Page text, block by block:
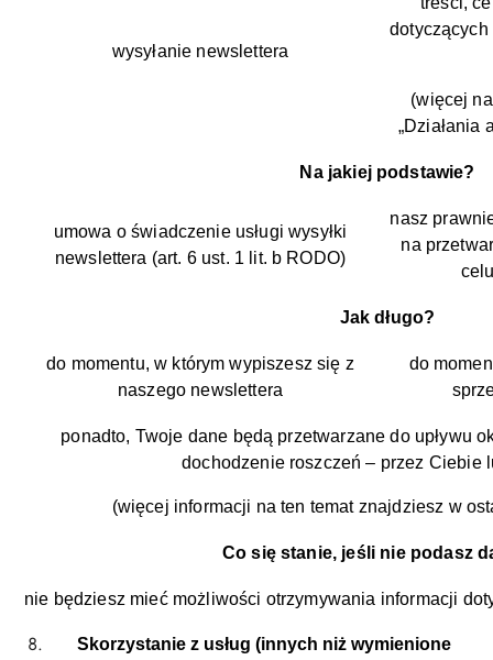
wysyłanie newslettera
dotyczących
(więcej
„Działania
Na jakiej podstawie?
umowa o świadczenie usługi wysyłki
newslettera (art. 6 ust. 1 lit. b RODO)
nasz
na
Jak długo?
do momentu, w którym wypiszesz się z
naszego newslettera
do
ponadto, Twoje dane będą przetwarzane do upływu
dochodzenie roszczeń – przez Ciebie
(więcej informacji na ten temat znajdziesz w
Co się stanie, jeśli nie podasz
nie będziesz mieć możliwości otrzymywania informacji
Skorzystanie z usług (innych niż wymienione